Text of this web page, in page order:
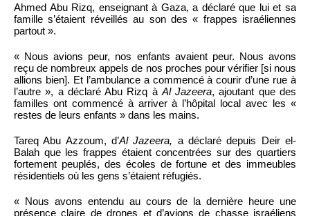
Ahmed Abu Rizq, enseignant à Gaza, a déclaré que lui et sa
famille s’étaient réveillés au son des « frappes israéliennes
partout ».
« Nous avions peur, nos enfants avaient peur. Nous avons
reçu de nombreux appels de nos proches pour vérifier [si nous
allions bien]. Et l’ambulance a commencé à courir d’une rue à
l’autre », a déclaré Abu Rizq à Al Jazeera, ajoutant que des
familles ont commencé à arriver à l’hôpital local avec les «
restes de leurs enfants » dans les mains.
Tareq Abu Azzoum, d’Al Jazeera, a déclaré depuis Deir el-
Balah que les frappes étaient concentrées sur des quartiers
fortement peuplés, des écoles de fortune et des immeubles
résidentiels où les gens s’étaient réfugiés.
« Nous avons entendu au cours de la dernière heure une
présence claire de drones et d’avions de chasse israéliens